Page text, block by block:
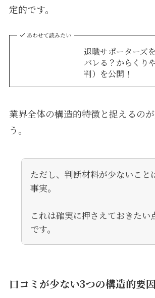
定的です。
あわせて読みたい
退職サポーターズ
バレる？からくり
判）を公開！
業界全体の構造的特徴と捉えるの
う。
ただし、判断材料が少ないこと
事実。
これは確実に押さえておきたい
です。
口コミが少ない3つの構造的要因